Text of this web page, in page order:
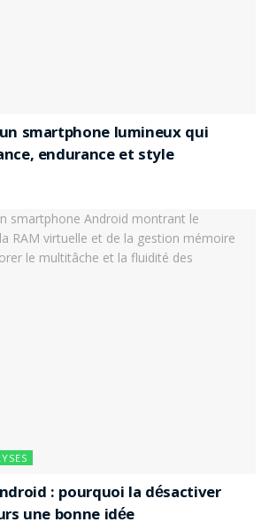
smartphone lumineux qui
endurance et style
: pourquoi la désactiver
une bonne idée